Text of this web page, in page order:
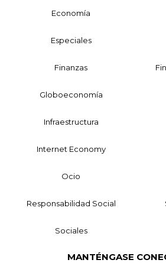
Economía
Especiales
Finanzas
Globoeconomía
Infraestructura
Internet Economy
Ocio
Responsabilidad Social
Sociales
MANTÉNGASE